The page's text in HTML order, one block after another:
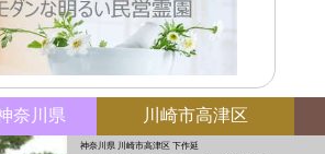
奈川県 川崎市高津区
神奈川県 川崎市高津区 下作延